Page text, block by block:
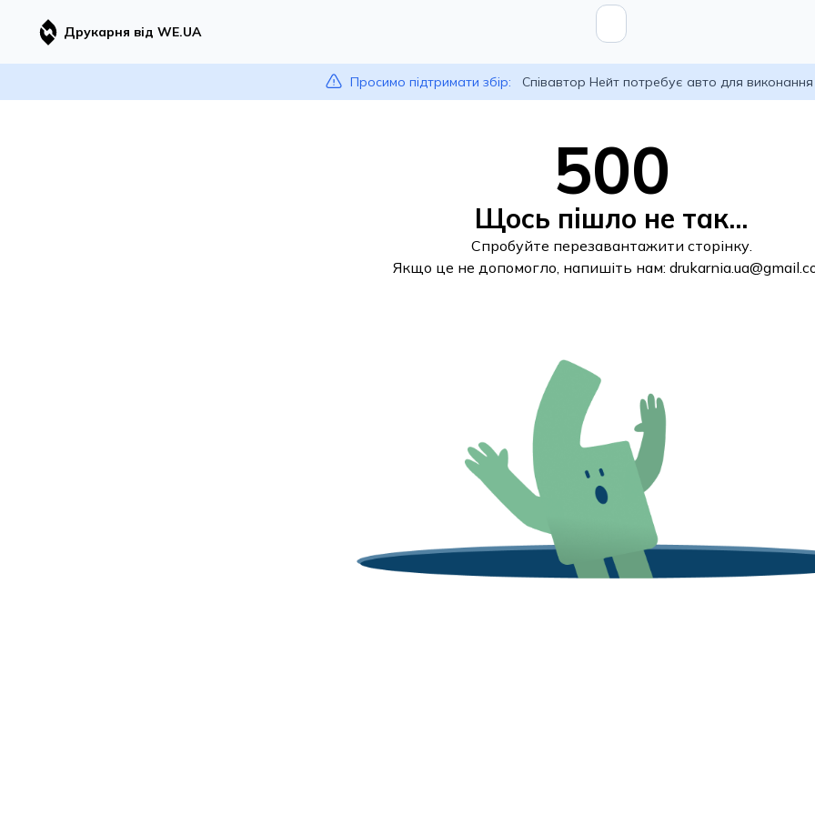
Друкарня від WE.UA
Просимо підтримати збір: Співавтор Нейт потребує авто для
500
Щось пішло не так...
Спробуйте перезавантажити сторінку.
Якщо це не допомогло, напишіть нам: